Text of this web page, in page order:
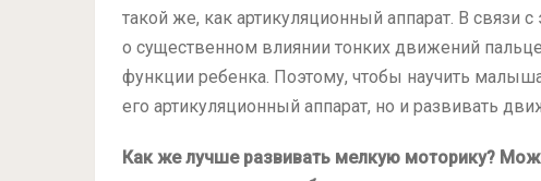
такой же, как артикуляционный аппарат. В
о существенном влиянии тонких движений
функции ребенка. Поэтому, чтобы научить
его артикуляционный аппарат, но и развивать
Как же лучше развивать мелкую моторику?